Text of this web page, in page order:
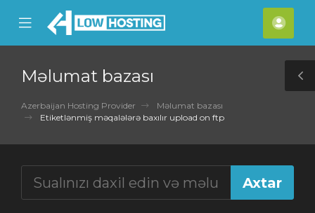
Mobile
Menu
Məlumat bazası
Azerbaijan Hosting Provider
Məlumat bazası
Etiketlənmiş məqalələrə baxılır upload on ftp